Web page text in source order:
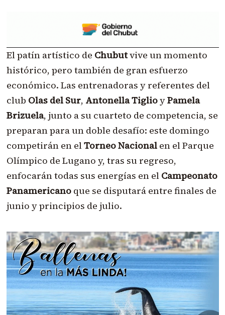
El patín artístico de Chubutvive un momento
histórico, pero también de gran esfuerzo
económico. Las entrenadoras y referentes del
club Olas del Sur, Antonella TiglioyPamela
Brizuela, junto a su cuarteto de competencia, se
preparan para un doble desafío: este domingo
competirán en elTorneo Nacionalen el Parque
Olímpico de Lugano y, tras su regreso,
enfocarán todas sus energías en el Campeonato
Panamericanoque se disputará entre finales de
junio y principios de julio.